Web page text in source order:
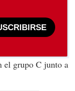
el grupo C junto a